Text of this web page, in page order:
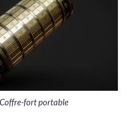
fort portable